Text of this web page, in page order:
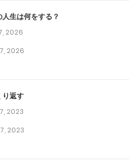
生は何をする？
2026
2026
り返す
2023
2023